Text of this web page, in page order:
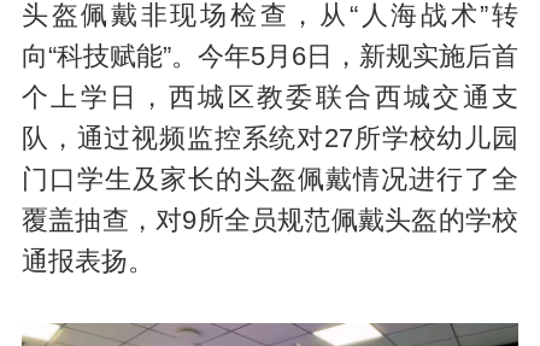
头盔佩戴非现场检查，从“人海战术”转
向“科技赋能”。今年5月6日，新规实施后首
个上学日，西城区教委联合西城交通支
队，通过视频监控系统对27所学校幼儿园
门口学生及家长的头盔佩戴情况进行了全
覆盖抽查，对9所全员规范佩戴头盔的学校
通报表扬。